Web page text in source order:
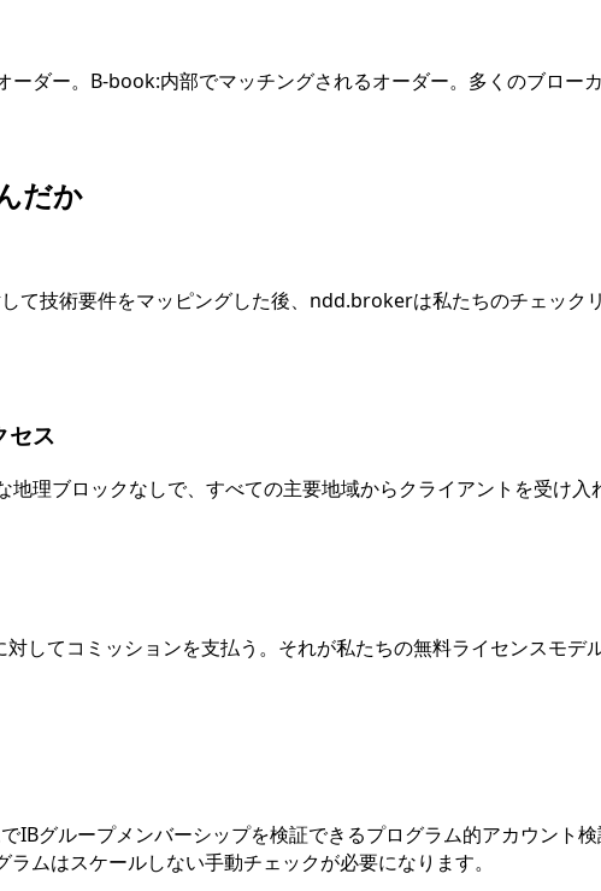
ダー。B-book:内部でマッチングされるオーダー。多くのブロー
だか
て技術要件をマッピングした後、ndd.brokerは私たちのチェッ
セス
理ブロックなしで、すべての主要地域からクライアントを受け入
対してコミッションを支払う。それが私たちの無料ライセンスモ
IBグループメンバーシップを検証できるプログラム的アカウント
ムはスケールしない手動チェックが必要になります。